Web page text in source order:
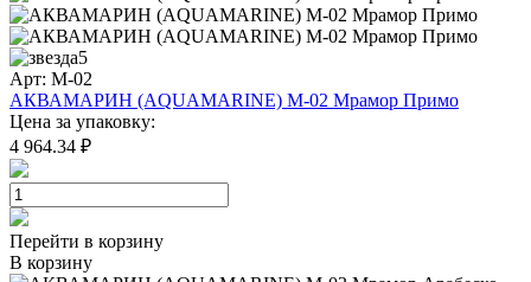
5
Арт: M-02
АКВАМАРИН (AQUAMARINE) M-02 Мрамор Примо
Цена за упаковку:
4 964.34 ₽
Перейти в корзину
В корзину